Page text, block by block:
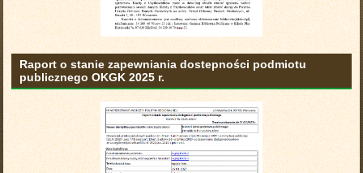
Raport o stanie zapewniania dostepności podmiotu
publicznego OKGK 2025 r.